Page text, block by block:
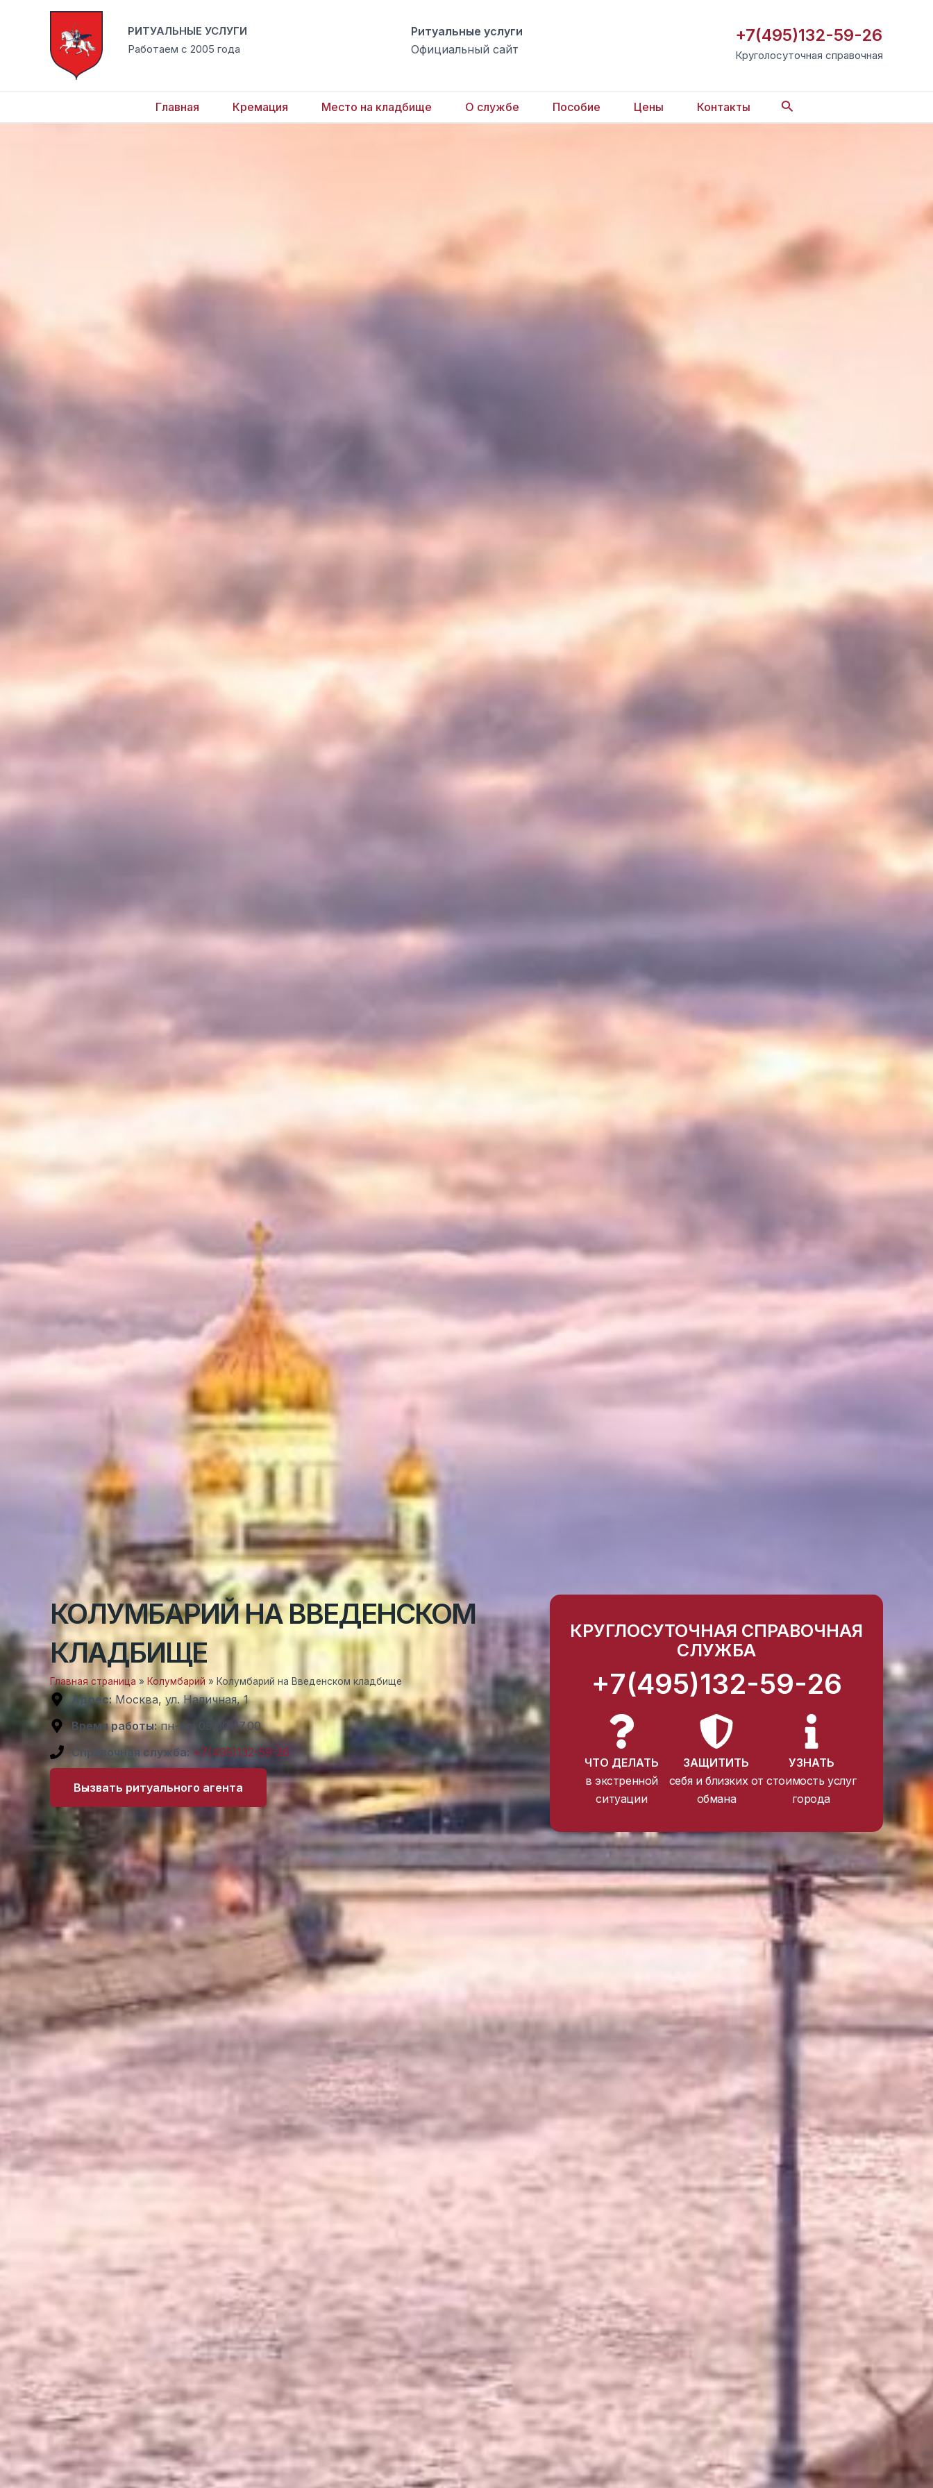
содержимому
РИТУАЛЬНЫЕ УСЛУГИ
Работаем с 2005 года
Ритуальные услуги
Официальный сайт
+7(495)132-59-26
Круголосуточная справочная
Главная Кремация Место на кладбище О службе Пособие Цены Контакты Поиск
КОЛУМБАРИЙ НА ВВЕДЕНСКОМ
КЛАДБИЩЕ
Главная страница » Колумбарий » Колумбарий на Введенском кладбище
Адрес:Москва, ул. Наличная, 1
Время работы:пн-вс: 09.00-17.00
Справочная служба: +7(495)132-59-26
Вызвать ритуального агента
КРУГЛОСУТОЧНАЯ СПРАВОЧНАЯ
СЛУЖБА
+7(495)132-59-26
ЧТО ДЕЛАТЬ
в экстренной
ситуации
ЗАЩИТИТЬ
себя и близких от
обмана
УЗНАТЬ
стоимость услуг
города